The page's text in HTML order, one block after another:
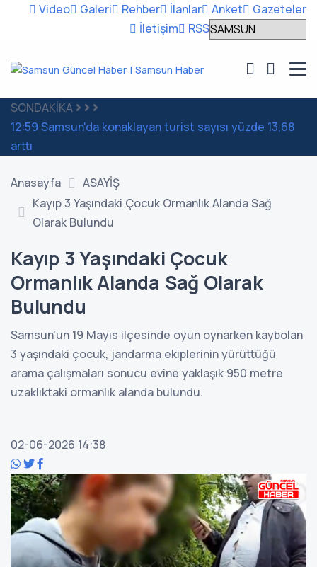
Video Galeri Rehber İlanlar Anket
Gazeteler
İletişim
RSS
SONDAKİKA
12:59 Samsun'da konaklayan turist sayısı yüzde 13,68
arttı
Anasayfa
ASAYİŞ
Kayıp 3 Yaşındaki Çocuk Ormanlık Alanda Sağ
Olarak Bulundu
Kayıp 3 Yaşındaki Çocuk
Ormanlık Alanda Sağ Olarak
Bulundu
Samsun'un 19 Mayıs ilçesinde oyun oynarken kaybolan
3 yaşındaki çocuk, jandarma ekiplerinin yürüttüğü
arama çalışmaları sonucu evine yaklaşık 950 metre
uzaklıktaki ormanlık alanda bulundu.
02-06-2026 14:38